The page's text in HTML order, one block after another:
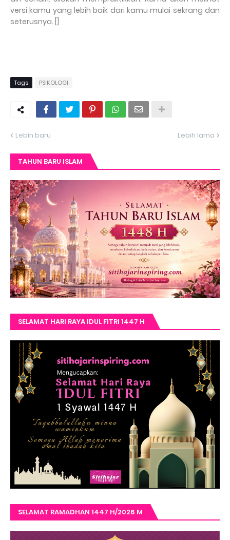
versi kamu yang lebih baik dari kamu mulai sekrang dan
seterusnya. []
Tags PSIKOLOGI
Lebih baru Lebih lama
TAHUN BARU ISLAM
SELAMAT HARI RAYA IDUL FITRI 1447 H
SELAMAT RAMADHAN 1447 H/2026 M